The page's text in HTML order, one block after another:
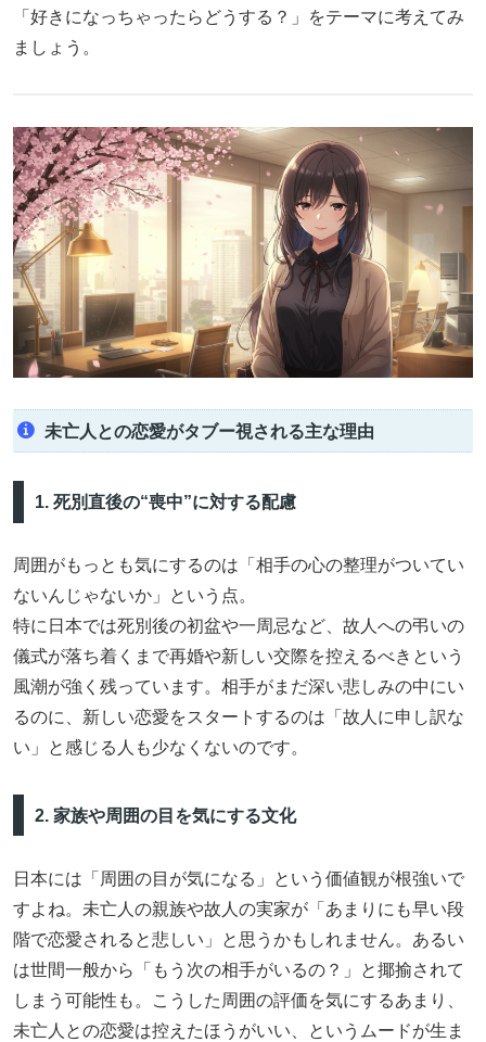
「好きになっちゃったらどうする？」をテーマに考えてみ
ましょう。
未亡人との恋愛がタブー視される主な理由
1. 死別直後の“喪中”に対する配慮
周囲がもっとも気にするのは「相手の心の整理がついてい
ないんじゃないか」という点。
特に日本では死別後の初盆や一周忌など、故人への弔いの
儀式が落ち着くまで再婚や新しい交際を控えるべきという
風潮が強く残っています。相手がまだ深い悲しみの中にい
るのに、新しい恋愛をスタートするのは「故人に申し訳な
い」と感じる人も少なくないのです。
2. 家族や周囲の目を気にする文化
日本には「周囲の目が気になる」という価値観が根強いで
すよね。未亡人の親族や故人の実家が「あまりにも早い段
階で恋愛されると悲しい」と思うかもしれません。あるい
は世間一般から「もう次の相手がいるの？」と揶揄されて
しまう可能性も。こうした周囲の評価を気にするあまり、
未亡人との恋愛は控えたほうがいい、というムードが生ま